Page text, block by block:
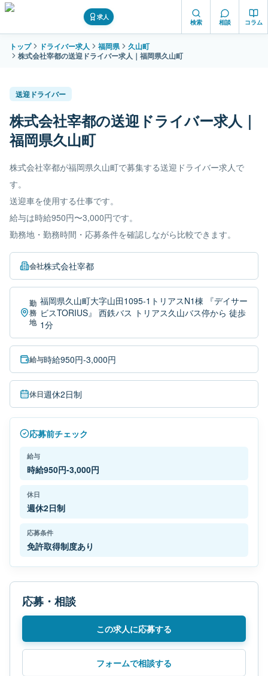
求人
検索 相談 コラム
トップ ドライバー求人 福岡県
久山町
株式会社宰都の送迎ドライバー求人｜福岡県久山町
送迎ドライバー
株式会社宰都の送迎ドライバー求人｜
福岡県久山町
株式会社宰都が福岡県久山町で募集する送迎ドライバー求人で
す。
送迎車を使用する仕事です。
給与は時給950円〜3,000円です。
勤務地・勤務時間・応募条件を確認しながら比較できます。
会社株式会社宰都
勤
務
地
福岡県久山町大字山田1095-1トリアスN1棟 『デイサー
ビスTORIUS』 西鉄バス トリアス久山バス停から 徒歩
1分
給与時給950円-3,000円
休日週休2日制
応募前チェック
給与
時給950円-3,000円
休日
週休2日制
応募条件
免許取得制度あり
応募・相談
この求人に応募する
フォームで相談する